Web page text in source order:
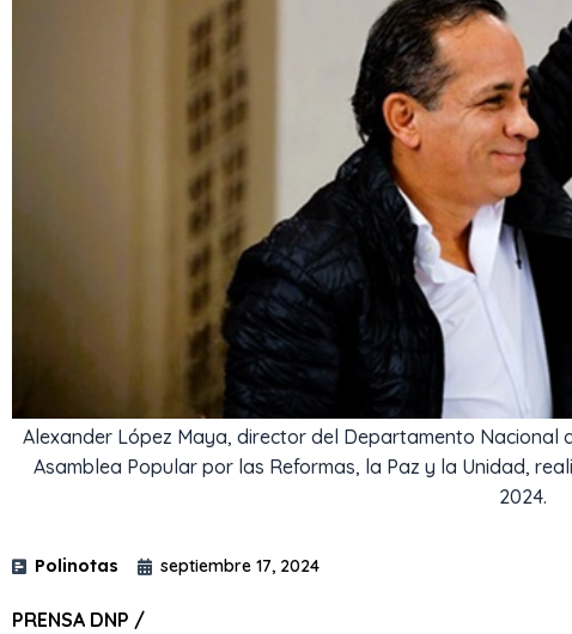
Alexander López Maya, director del Departamento Nacional
Asamblea Popular por las Reformas, la Paz y la Unidad,
2024.
Polinotas septiembre 17, 2024
PRENSA DNP /